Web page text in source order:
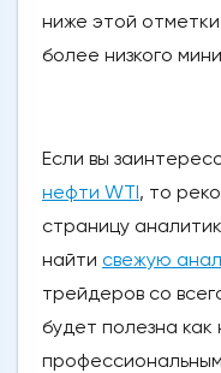
ниже этой
более низкого
Если вы
нефти WTI, то
страницу
найти свежую
трейдеров со
будет полезна как